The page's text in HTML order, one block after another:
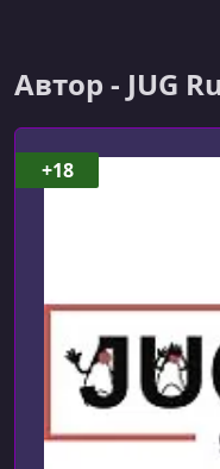
Повышаем
Kubernetes
УРОК 9.
microservices
УРОК 10.
Автор - JUG
+18